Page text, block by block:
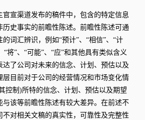
官宣渠道发布的稿件中，包含的特定信息
历史事实的前瞻性陈述。前瞻性陈述可通
词汇辨识，例如“预计”、“相信”、“计
“将”、“可能”、“应”和其他具有类似含义
达了公司对未来的信念、计划、预估以及
层目前对于公司的经营情况和市场变化情
控制)所特的信念、计划、预估以及期望
与该等前瞻性陈述有较大差异。在前述不
不对相关文稿的真实性，可靠性及完整性